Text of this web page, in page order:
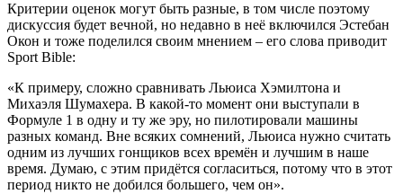
Критерии оценок могут быть разные, в том числе поэтому
дискуссия будет вечной, но недавно в неё включился Эстебан
Окон и тоже поделился своим мнением – его слова приводит
Sport Bible:
«К примеру, сложно сравнивать Льюиса Хэмилтона и
Михаэля Шумахера. В какой-то момент они выступали в
Формуле 1 в одну и ту же эру, но пилотировали машины
разных команд. Вне всяких сомнений, Льюиса нужно считать
одним из лучших гонщиков всех времён и лучшим в наше
время. Думаю, с этим придётся согласиться, потому что в этот
период никто не добился большего, чем он».